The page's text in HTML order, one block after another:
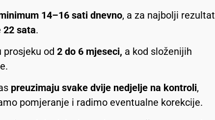
14–16 sati dnevno, a za najbolji rezultat
22 sata.
prosjeku od 2 do 6 mjeseci, a kod složenijih
preuzimaju svake dvije nedjelje na kontroli,
pomjeranje i radimo eventualne korekcije.